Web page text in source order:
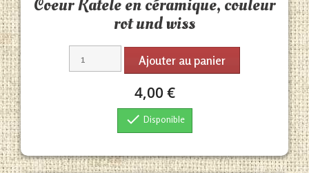
Coeur Katele en céramique, couleur
rot und wiss
Ajouter au panier
4,00 €
 Disponible